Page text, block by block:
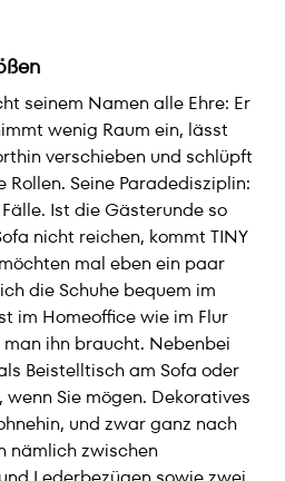
seinem Namen alle Ehre: Er
wenig Raum ein, lässt
verschieben und schlüpft
Seine Paradedisziplin:
Ist die Gästerunde so
nicht reichen, kommt TINY
mal eben ein paar
die Schuhe bequem im
im Homeoffice wie im Flur
ihn braucht. Nebenbei
Beistelltisch am Sofa oder
Sie mögen. Dekoratives
und zwar ganz nach
nämlich zwischen